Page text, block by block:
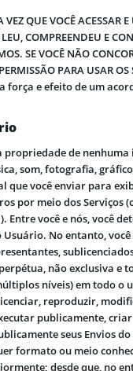
QUE VOCÊ ACESSAR E
COMPREENDEU E
SE VOCÊ NÃO
PARA USAR OS
força e efeito de um
propriedade de
som, fotografia,
que você enviar para
por meio dos Serviços
Entre você e nós, você
Usuário. No entanto, você
não exclusiva e
níveis) em todo o
reproduzir,
publicamente,
seus Envios
formato ou meio
desde que, no